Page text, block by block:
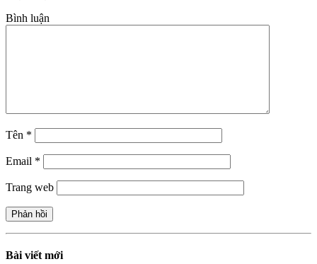
Bình luận
Tên *
Email *
Trang web
Bài viết mới